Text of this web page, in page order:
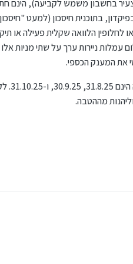
הלקוחות לידע וכלים מעשיים.
של בנקים אחרים שיצטרפו לבנק הפועלים ויעמדו
ניתנת לביצוע באפליקציית הבנק,
18 ומעלה (הגיל של הצעיר בחשבון משמש
1,000 שקל – בעו"ש, בפיקדון, בתוכנית
הלוואה שקלית פעילה או
ניירות ערך על שתי מניות אלו למשך
את המענק הכספי.